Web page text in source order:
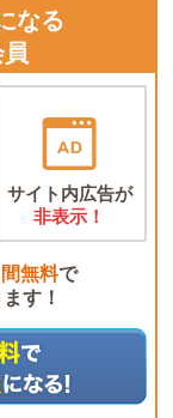
なる
サイト内広告が
非表示！
無料で
す！